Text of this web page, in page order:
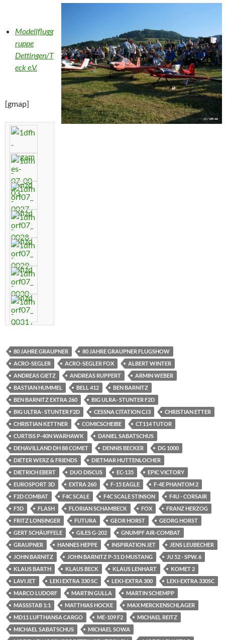
Modellflugg
ruppe
Dettingen/T
eck e.V.
[gmap]
80 JAHRE GRAUPNER
80 JAHRE GRAUPNER FLUGSHOW
ACRO-SEGLER
ACRO-SEGLER FOX
ALBERT WINTER
ANDREAS GIETZ
ANDREAS RUPPERT
ARMIN WEBER
BASTIAN HUMMEL
BELL 412
BEN BARNITZ
BEN BARNITZ EXTRA 260
BIG ULRA- STUNTER F2D
BIG ULTRA- STUNTER F2D
CESSNA CITATION CJ3
CHRISTIAN ETTER
CHRISTIAN KETTNER
COMICSCHEIBE
CT114 TUTOR
CURTISS P-40N WARHAWK
DANIEL SABATSCHUS
DEHAVILLAND DH 88 COMET
DENNIS BECKER
DG 1000
DIETER WERZ & FRIENDS
DIETMAR HUTTENLOCHER
DIETRICH EBERT
DUO DISCUS EC-135
EPIC VICTORY
EUROSPORT 3D
EXTRA 260 F-15 EAGLE
F-4E PHANTOM 2
F2D COMBAT
F4C SCALE F4C SCALE STINSON
F4U - CORSAIR
F5D
FLASH FLORIAN SCHAMBECK FOX
FRANZ HERZOG
FRITZ LONSINGER
FUTURA GEOR HORST
GEORG HORST
GERT SCHÄUFFELE
GILES G-202
GNUMPF AIR-COMBAT
GRAUPNER
HANNES HEPPE INSPIRATION JET
JENS LEUBECHER
JOHN BARNITZ
JOHN BARNITZ P-51 D MUSTANG
JU 52 - SPW. 6
KLAUS BARTH
KLAUS BECK KLAUS LENHART
KOMET 2
LAVI JET
LEKI EXTRA 330 SC LEKI-EXTRA 300
LEKI-EXTRA 330SC
MARCO LUDORF
MARTIN GULLA
MARTIN SCHEMPP
MASSSTAB 1:1
MATTHIAS HOCKE
MAX MERCKENSCHLAGER
MD11 LUFTHANSA CARGO
ME-109 F2
MICHAEL REITZ
MICHAEL SABATSCHUS
MICHAEL SOWA